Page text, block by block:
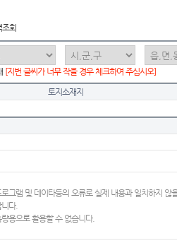
회
[지번 글씨가 너무 작을 경우 체크하여 주십시오]
토지소재지
그램 및 데이타등의 오류로 실제 내용과 일치하지
다.
용으로 활용할 수 없습니다.